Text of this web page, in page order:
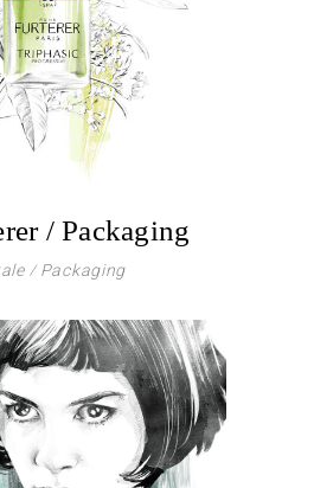
/ Packaging
Packaging